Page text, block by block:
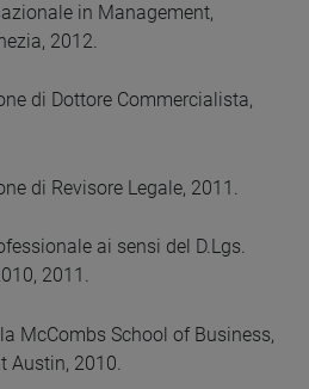
in Management,
2012.
di Dottore Commercialista,
di Revisore Legale, 2011.
ai sensi del D.Lgs.
2011.
McCombs School of Business,
Austin, 2010.